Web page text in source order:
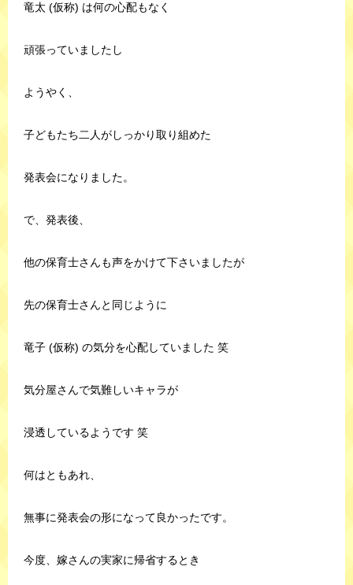
竜太 (仮称) は何の心配もなく
頑張っていましたし
ようやく、
子どもたち二人がしっかり取り組めた
発表会になりました。
で、発表後、
他の保育士さんも声をかけて下さいましたが
先の保育士さんと同じように
竜子 (仮称) の気分を心配していました 笑
気分屋さんで気難しいキャラが
浸透しているようです 笑
何はともあれ、
無事に発表会の形になって良かったです。
今度、嫁さんの実家に帰省するとき